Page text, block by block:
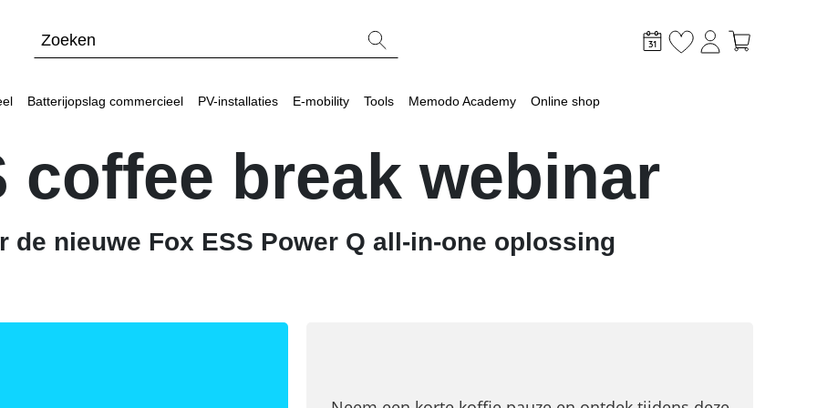
Batterijopslag commercieel
Blogs
Sungrow PowerStack ST225 – commercieel opslagsysteem
PV-installaties E-mobility Tools Memodo Academy Online shop
coffee break webinar
de nieuwe Fox ESS Power Q all-in-one oplossing